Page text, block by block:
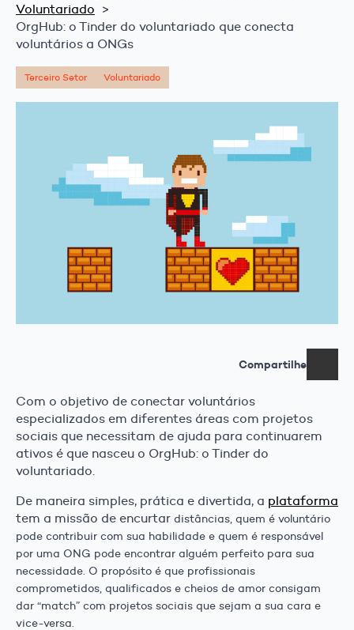
Voluntariado
OrgHub: o Tinder do voluntariado que conecta
voluntários a ONGs
Terceiro Setor Voluntariado
Compartilhe
Com o objetivo de conectar voluntários
especializados em diferentes áreas com projetos
sociais que necessitam de ajuda para continuarem
ativos é que nasceu o OrgHub: o Tinder do
voluntariado.
De maneira simples, prática e divertida, a plataforma
tem a missão de encurtar distâncias, quem é voluntário
pode contribuir com sua habilidade e quem é responsável
por uma ONG pode encontrar alguém perfeito para sua
necessidade. O propósito é que profissionais
comprometidos, qualificados e cheios de amor consigam
dar “match” com projetos sociais que sejam a sua cara e
vice-versa.